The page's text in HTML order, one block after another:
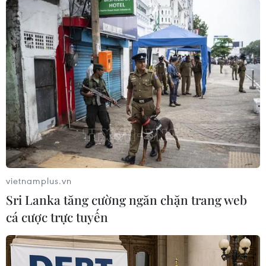
tiếp tục triển khai công tác cứu hộ, cứu nạn; hỗ
trợ nhu yếu phẩm cho người dân vùng bị chia
cắt… Sau bao ngày bị ngập trong nước lũ, nhiều
hộ dân đã bị hư hỏng lương thực tích trữ hoặc
đã dùng hết nên thời điểm này rất cần được
giúp đỡ. Các đoàn cứu trợ có thể đến được với
người dân bằng đường bộ chứ không chỉ bằng
đường thủy như những ngày qua.
vietnamplus.vn
Sri Lanka tăng cường ngăn chặn trang web
cá cược trực tuyến